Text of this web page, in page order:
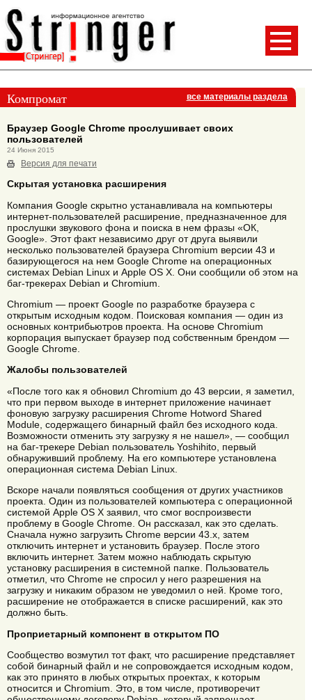
Компромат все материалы раздела
Браузер Google Chrome прослушивает своих
пользователей
24 Июня 2015
Версия для печати
Скрытая установка расширения
Компания Google скрытно устанавливала на компьютеры
интернет-пользователей расширение, предназначенное для
прослушки звукового фона и поиска в нем фразы «ОК,
Google». Этот факт независимо друг от друга выявили
несколько пользователей браузера Chromium версии 43 и
базирующегося на нем Google Chrome на операционных
системах Debian Linux и Apple OS X. Они сообщили об этом на
баг-трекерах Debian и Chromium.
Chromium — проект Google по разработке браузера с
открытым исходным кодом. Поисковая компания — один из
основных контрибьютров проекта. На основе Chromium
корпорация выпускает браузер под собственным брендом —
Google Chrome.
Жалобы пользователей
«После того как я обновил Chromium до 43 версии, я заметил,
что при первом выходе в интернет приложение начинает
фоновую загрузку расширения Chrome Hotword Shared
Module, содержащего бинарный файл без исходного кода.
Возможности отменить эту загрузку я не нашел», — сообщил
на баг-трекере Debian пользователь Yoshihito, первый
обнаруживший проблему. На его компьютере установлена
операционная система Debian Linux.
Вскоре начали появляться сообщения от других участников
проекта. Один из пользователей компьютера с операционной
системой Apple OS X заявил, что смог воспроизвести
проблему в Google Chrome. Он рассказал, как это сделать.
Сначала нужно загрузить Chrome версии 43.x, затем
отключить интернет и установить браузер. После этого
включить интернет. Затем можно наблюдать скрытую
установку расширения в системной папке. Пользователь
отметил, что Chrome не спросил у него разрешения на
загрузку и никаким образом не уведомил о ней. Кроме того,
расширение не отображается в списке расширений, как это
должно быть.
Проприетарный компонент в открытом ПО
Сообщество возмутил тот факт, что расширение представляет
собой бинарный файл и не сопровождается исходным кодом,
как это принято в любых открытых проектах, к которым
относится и Chromium. Это, в том числе, противоречит